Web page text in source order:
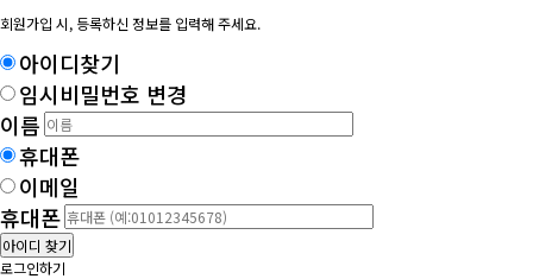
회원가입 시, 등록하신 정보를 입력해 주세요.
아이디찾기
임시비밀번호 변경
이름
휴대폰
이메일
휴대폰
아이디 찾기
로그인하기